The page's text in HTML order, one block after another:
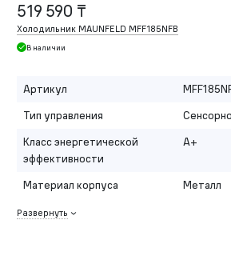
519 590 ₸
Холодильник MAUNFELD MFF185NFB
В наличии
Артикул
Тип управления
Класс энергетической
эффективности
A+
Материал корпуса Металл
Развернуть